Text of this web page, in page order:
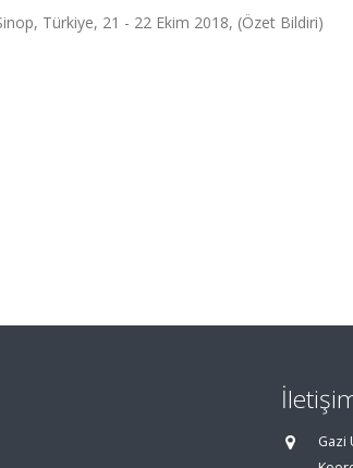
Türkiye, 21 - 22 Ekim 2018, (Özet Bildiri)
Gazi